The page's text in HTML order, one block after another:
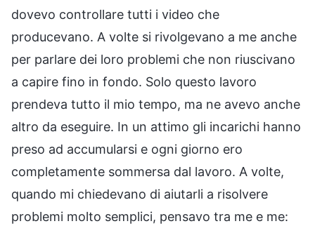
dovevo controllare tutti i video che
producevano. A volte si rivolgevano a me anche
per parlare dei loro problemi che non riuscivano
a capire fino in fondo. Solo questo lavoro
prendeva tutto il mio tempo, ma ne avevo anche
altro da eseguire. In un attimo gli incarichi hanno
preso ad accumularsi e ogni giorno ero
completamente sommersa dal lavoro. A volte,
quando mi chiedevano di aiutarli a risolvere
problemi molto semplici, pensavo tra me e me: